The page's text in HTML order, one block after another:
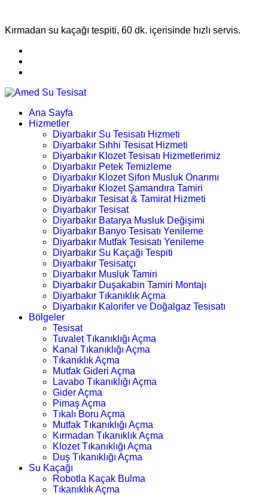
Kırmadan su kaçağı tespiti, 60 dk. içerisinde hızlı servis.
Ana Sayfa
Hizmetler
Diyarbakır Su Tesisatı Hizmeti
Diyarbakır Sıhhi Tesisat Hizmeti
Diyarbakır Klozet Tesisatı Hizmetlerimiz
Diyarbakır Petek Temizleme
Diyarbakır Klozet Sifon Musluk Onarımı
Diyarbakır Klozet Şamandıra Tamiri
Diyarbakır Tesisat & Tamirat Hizmeti
Diyarbakır Tesisat
Diyarbakır Batarya Musluk Değişimi
Diyarbakır Banyo Tesisatı Yenileme
Diyarbakır Mutfak Tesisatı Yenileme
Diyarbakır Su Kaçağı Tespiti
Diyarbakır Tesisatçı
Diyarbakır Musluk Tamiri
Diyarbakır Duşakabin Tamiri Montajı
Diyarbakır Tıkanıklık Açma
Diyarbakır Kalorifer ve Doğalgaz Tesisatı
Bölgeler
Tesisat
Tuvalet Tıkanıklığı Açma
Kanal Tıkanıklığı Açma
Tıkanıklık Açma
Mutfak Gideri Açma
Lavabo Tıkanıklığı Açma
Gider Açma
Pimaş Açma
Tıkalı Boru Açma
Mutfak Tıkanıklığı Açma
Kırmadan Tıkanıklık Açma
Klozet Tıkanıklığı Açma
Duş Tıkanıklığı Açma
Su Kaçağı
Robotla Kaçak Bulma
Tıkanıklık Açma